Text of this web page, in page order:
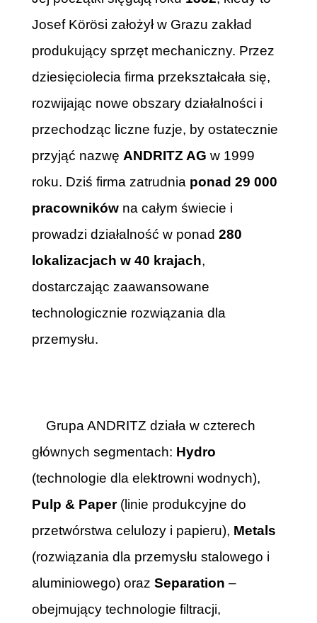
Josef Körösi założył w Grazu zakład
produkujący sprzęt mechaniczny. Przez
dziesięciolecia firma przekształcała się,
rozwijając nowe obszary działalności i
przechodząc liczne fuzje, by ostatecznie
przyjąć nazwę ANDRITZ AG w 1999
roku. Dziś firma zatrudnia ponad 29 000
pracownikówna całym świecie i
prowadzi działalność w ponad 280
lokalizacjach w 40 krajach,
dostarczając zaawansowane
technologicznie rozwiązania dla
przemysłu.
Grupa ANDRITZ działa w czterech
głównych segmentach: Hydro
(technologie dla elektrowni wodnych),
Pulp & Paper(linie produkcyjne do
przetwórstwa celulozy i papieru), Metals
(rozwiązania dla przemysłu stalowego i
aluminiowego) oraz Separation –
obejmujący technologie filtracji,